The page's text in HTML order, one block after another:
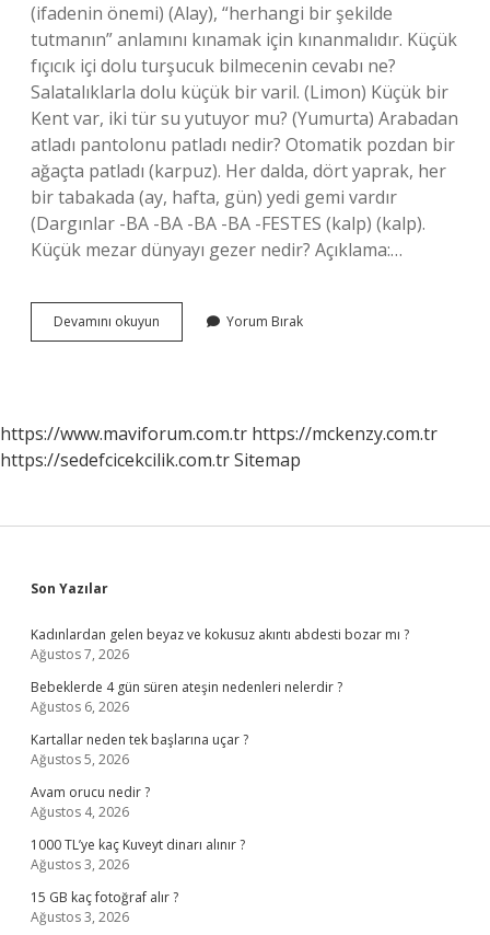
(ifadenin önemi) (Alay), “herhangi bir şekilde
tutmanın” anlamını kınamak için kınanmalıdır. Küçük
fıçıcık içi dolu turşucuk bilmecenin cevabı ne?
Salatalıklarla dolu küçük bir varil. (Limon) Küçük bir
Kent var, iki tür su yutuyor mu? (Yumurta) Arabadan
atladı pantolonu patladı nedir? Otomatik pozdan bir
ağaçta patladı (karpuz). Her dalda, dört yaprak, her
bir tabakada (ay, hafta, gün) yedi gemi vardır
(Dargınlar -BA -BA -BA -BA -FESTES (kalp) (kalp).
Küçük mezar dünyayı gezer nedir? Açıklama:…
Devamını okuyun
Fıçıcık
Cevabı
Nedir
Yorum Bırak
https://www.maviforum.com.tr https://mckenzy.com.tr
https://sedefcicekcilik.com.trSitemap
Sidebar
Son Yazılar
Kadınlardan gelen beyaz ve kokusuz akıntı abdesti bozar mı ?
Ağustos 7, 2026
Bebeklerde 4 gün süren ateşin nedenleri nelerdir ?
Ağustos 6, 2026
Kartallar neden tek başlarına uçar ?
Ağustos 5, 2026
Avam orucu nedir ?
Ağustos 4, 2026
1000 TL’ye kaç Kuveyt dinarı alınır ?
Ağustos 3, 2026
15 GB kaç fotoğraf alır ?
Ağustos 3, 2026